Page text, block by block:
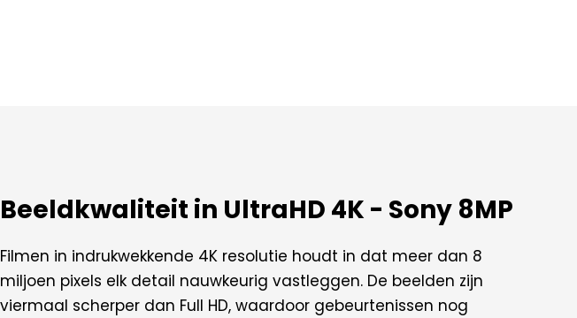
Beeldkwaliteit in UltraHD 4K - Sony 8MP​
Filmen in indrukwekkende 4K resolutie houdt in dat meer dan 8
miljoen pixels elk detail nauwkeurig vastleggen. De beelden zijn
viermaal scherper dan Full HD, waardoor gebeurtenissen nog